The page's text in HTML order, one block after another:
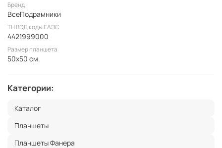
Бренд
ВсеПодрамники
ТН ВЭД коды ЕАЭС
4421999000
Размер планшета
50x50 см.
Категории:
Каталог
Планшеты
Планшеты Фанера